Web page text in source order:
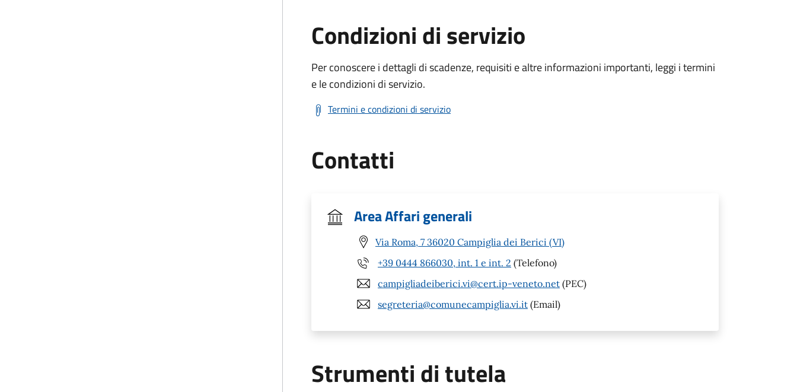
Condizioni di servizio
Per conoscere i dettagli di scadenze, requisiti e altre informazioni importanti, leggi i termini
e le condizioni di servizio.
Termini e condizioni di servizio
Contatti
Area Affari generali
Via Roma, 7 36020 Campiglia dei Berici (VI)
+39 0444 866030, int. 1 e int. 2 (Telefono)
campigliadeiberici.vi@cert.ip-veneto.net (PEC)
segreteria@comunecampiglia.vi.it (Email)
Strumenti di tutela